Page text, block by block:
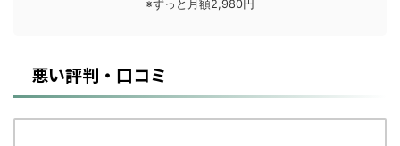
※ずっと月額2,980円
悪い評判・口コミ